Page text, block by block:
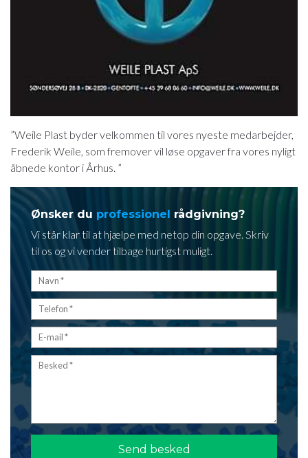
”Weile Plast byder velkommen til vores nyeste medarbejder,
Frederik Weile, som fremover vil løse opgaver fra vores nyligt
åbnede kontor i Århus. ”
Ønsker du professionel rådgivning?
Vi står klar til at hjælpe med netop din opgave. Skriv
til os og vi vender tilbage hurtigst muligt.